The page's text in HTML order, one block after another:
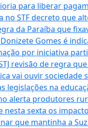
para liberar
no STF decreto que
da Paraíba que
Gomes é
por iniciativa
revisão de regra
vai ouvir
legislações na
alerta produtores
nesta sexta os
que mantinha a